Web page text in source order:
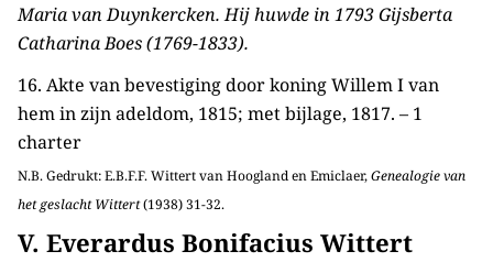
Maria van Duynkercken. Hij huwde in 1793 Gijsberta
Catharina Boes (1769-1833).
16. Akte van bevestiging door koning Willem I van
hem in zijn adeldom, 1815; met bijlage, 1817. – 1
charter
N.B. Gedrukt: E.B.F.F. Wittert van Hoogland en Emiclaer,Genealogie van
het geslacht Wittert(1938) 31-32.
V. Everardus Bonifacius Wittert